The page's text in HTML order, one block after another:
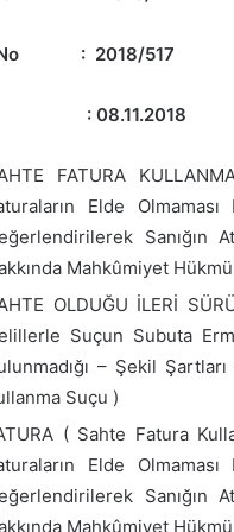
No : 2018/517
: 08.11.2018
FATURA
Elde
Sanığın
Mahkûmiyet
OLDUĞU İLERİ
Suçun Subuta
– Şekil
Suçu )
( Sahte Fatura
Elde
Sanığın
Mahkûmiyet